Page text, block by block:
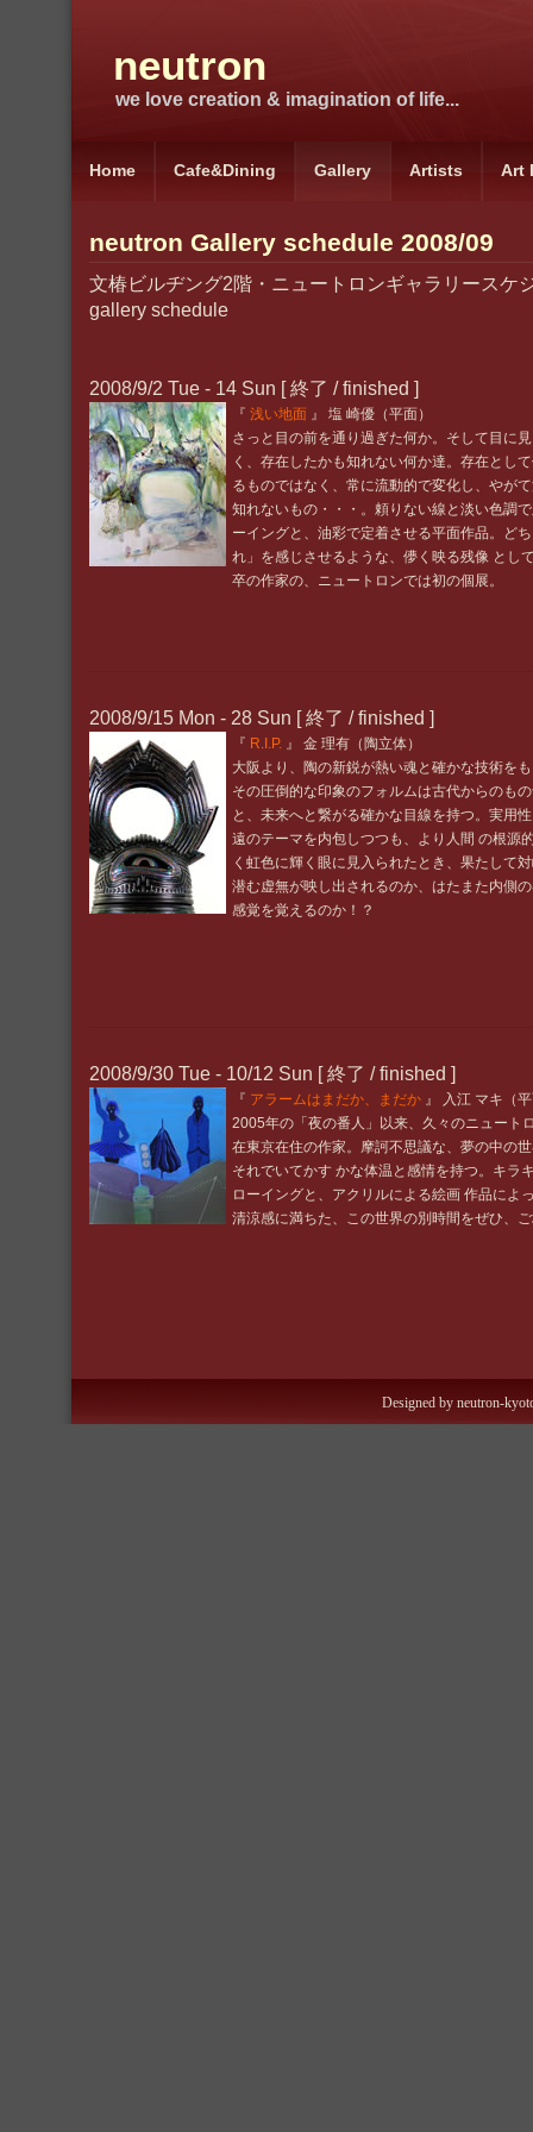
neutron
we love creation & imagination of life...
Home Cafe&Dining Gallery Artists Art
neutron Gallery schedule 2008/09
文椿ビルヂング2階・ニュートロンギャラリースケ
gallery schedule
2008/9/2 Tue - 14 Sun [ 終了 / finished ]
『 浅い地面 』 塩 崎優（平面）
さっと目の前を通り過ぎた何か。そして目に
く、存在したかも知れない何か達。存在とし
るものではなく、常に流動的で変化し、やが
知れないもの・・・。頼りない線と淡い色調
ーイングと、油彩で定着させる平面作品。ど
れ」を感じさせるような、儚く映る残像 とし
卒の作家の、ニュートロンでは初の個展。
2008/9/15 Mon - 28 Sun [ 終了 / finished ]
『 R.I.P. 』 金 理有（陶立体）
大阪より、陶の新鋭が熱い魂と確かな技術を
その圧倒的な印象のフォルムは古代からのも
と、未来へと繋がる確かな目線を持つ。実用
遠のテーマを内包しつつも、より人間 の根源
く虹色に輝く眼に見入られたとき、果たして
潜む虚無が映し出されるのか、はたまた内側
感覚を覚えるのか！？
2008/9/30 Tue - 10/12 Sun [ 終了 / finished ]
『 アラームはまだか、まだか 』 入江 マキ（
2005年の「夜の番人」以来、久々のニュート
在東京在住の作家。摩訶不思議な、夢の中の
それでいてかす かな体温と感情を持つ。キラ
ローイングと、アクリルによる絵画 作品によ
清涼感に満ちた、この世界の別時間をぜひ、
Designed by neutron-